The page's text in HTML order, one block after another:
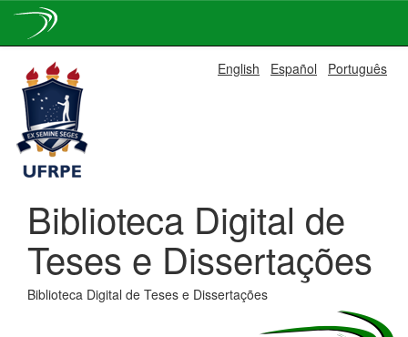
navigation
English Español Português
Biblioteca Digital de
Teses e Dissertações
Biblioteca Digital de Teses e Dissertações